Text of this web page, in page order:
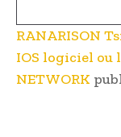
RANARISON
IOS logiciel ou
NETWORK